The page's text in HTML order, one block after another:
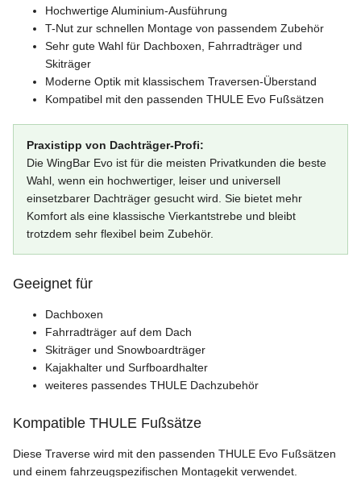
Hochwertige Aluminium-Ausführung
T-Nut zur schnellen Montage von passendem Zubehör
Sehr gute Wahl für Dachboxen, Fahrradträger und
Skiträger
Moderne Optik mit klassischem Traversen-Überstand
Kompatibel mit den passenden THULE Evo Fußsätzen
Praxistipp von Dachträger-Profi:
Die WingBar Evo ist für die meisten Privatkunden die beste
Wahl, wenn ein hochwertiger, leiser und universell
einsetzbarer Dachträger gesucht wird. Sie bietet mehr
Komfort als eine klassische Vierkantstrebe und bleibt
trotzdem sehr flexibel beim Zubehör.
Geeignet für
Dachboxen
Fahrradträger auf dem Dach
Skiträger und Snowboardträger
Kajakhalter und Surfboardhalter
weiteres passendes THULE Dachzubehör
Kompatible THULE Fußsätze
Diese Traverse wird mit den passenden THULE Evo Fußsätzen
und einem fahrzeugspezifischen Montagekit verwendet.